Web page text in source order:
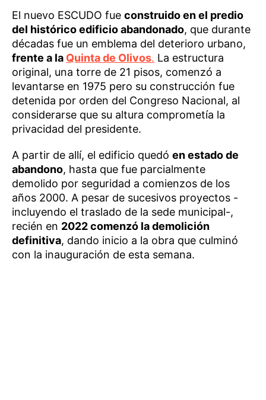
El nuevo ESCUDO fue construido en el predio
del histórico edificio abandonado, que durante
décadas fue un emblema del deterioro urbano,
frente a la Quinta de Olivos. La estructura
original, una torre de 21 pisos, comenzó a
levantarse en 1975 pero su construcción fue
detenida por orden del Congreso Nacional, al
considerarse que su altura comprometía la
privacidad del presidente.
A partir de allí, el edificio quedó en estado de
abandono, hasta que fue parcialmente
demolido por seguridad a comienzos de los
años 2000. A pesar de sucesivos proyectos -
incluyendo el traslado de la sede municipal-,
recién en 2022 comenzó la demolición
definitiva, dando inicio a la obra que culminó
con la inauguración de esta semana.